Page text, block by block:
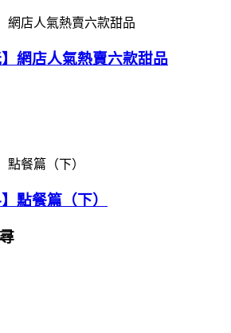
】網店人氣熱賣六款甜品
點餐篇（下）